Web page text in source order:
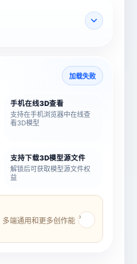
加载失败
手机在线3D查看
支持在手机浏览器中在线查
看3D模型
支持下载3D模型源文件
解锁后可获取模型源文件权
益
端通用和更多创作能 ›